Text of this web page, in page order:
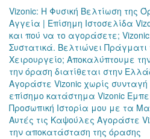
Vizonic: Η Φυσική Βελτίωση της
Αγγεία | Επίσημη Ιστοσελίδα
και πού να το αγοράσετε;
Συστατικά. Βελτιώνει
Χειρουργείο; Αποκαλύπτουμε
την όραση διατίθεται στην
Αγοράστε Vizonic χωρίς
επίσημο κατάστημα Vizonic
Προσωπική Ιστορία μου με τα
Αυτές τις Καψούλες Αγοράστε
την αποκατάσταση της όρασης